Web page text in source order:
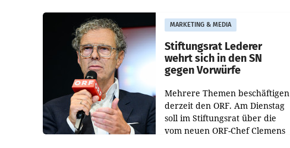
freigegeben: Die
Bundeswettbewerbsbehörde
und der Bundeskartellanwalt
MARKETING & MEDIA
Stiftungsrat Lederer
wehrt sich in den SN
gegen Vorwürfe
Mehrere Themen beschäftigen
derzeit den ORF. Am Dienstag
soll im Stiftungsrat über die
vom neuen ORF-Chef Clemens